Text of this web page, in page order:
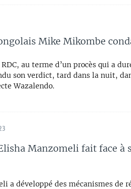
Mike Mikombe
au terme d’un procès qui a
son verdict, tard dans la nuit,
Wazalendo.
Manzomeli fait face à
a développé des mécanismes de